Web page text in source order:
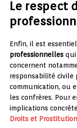
Le respect
Enfin, il est
professionnelles qui
concernent
responsabilité
communication, ou
les confrères. Pour
implications
Droits et Prostitution